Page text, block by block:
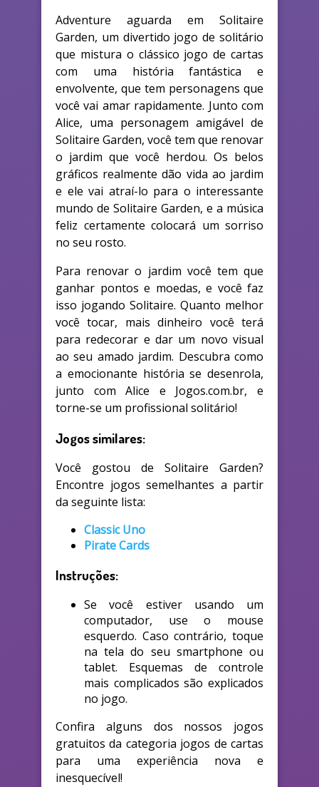
Adventure aguarda em Solitaire
Garden, um divertido jogo de solitário
que mistura o clássico jogo de cartas
com uma história fantástica e
envolvente, que tem personagens que
você vai amar rapidamente. Junto com
Alice, uma personagem amigável de
Solitaire Garden, você tem que renovar
o jardim que você herdou. Os belos
gráficos realmente dão vida ao jardim
e ele vai atraí-lo para o interessante
mundo de Solitaire Garden, e a música
feliz certamente colocará um sorriso
no seu rosto.
Para renovar o jardim você tem que
ganhar pontos e moedas, e você faz
isso jogando Solitaire. Quanto melhor
você tocar, mais dinheiro você terá
para redecorar e dar um novo visual
ao seu amado jardim. Descubra como
a emocionante história se desenrola,
junto com Alice e Jogos.com.br, e
torne-se um profissional solitário!
Jogos similares:
Você gostou de Solitaire Garden?
Encontre jogos semelhantes a partir
da seguinte lista:
Classic Uno
Pirate Cards
Instruções:
Se você estiver usando um
computador, use o mouse
esquerdo. Caso contrário, toque
na tela do seu smartphone ou
tablet. Esquemas de controle
mais complicados são explicados
no jogo.
Confira alguns dos nossos jogos
gratuitos da categoria jogos de cartas
para uma experiência nova e
inesquecível!